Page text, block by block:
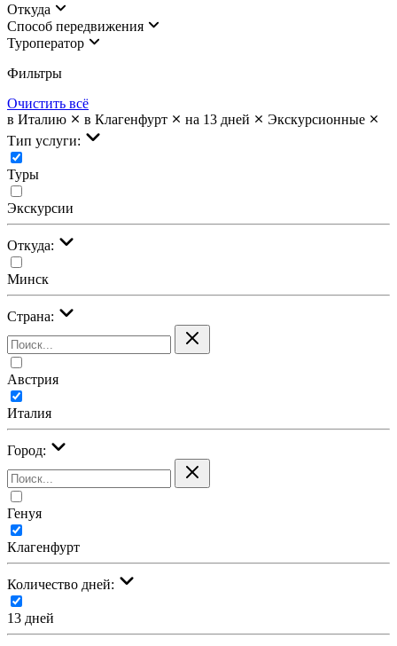
Откуда
Cпособ передвижения
Туроператор
Фильтры
Очистить всё
в Италию
в Клагенфурт на 13 дней
Экскурсионные
Тип услуги:
Туры
Экскурсии
Откуда:
Минск
Страна:
Австрия
Италия
Город:
Генуя
Клагенфурт
Количество дней:
13 дней